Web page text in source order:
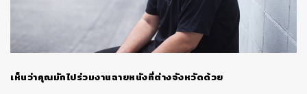
เห็นว่าคุณมักไปร่วมงานฉายหนังที่ต่างจังหวัดด้วย